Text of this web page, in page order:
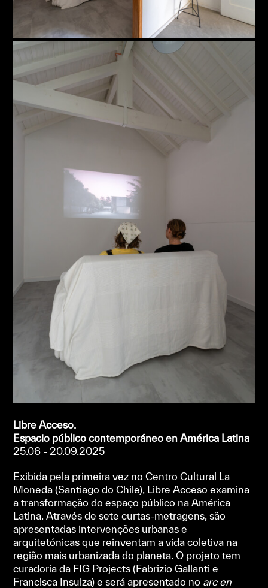
Libre Acceso.
Espacio público contemporáneo en América Latina
25.06 - 20.09.2025
Exibida pela primeira vez no Centro Cultural La
Moneda (Santiago do Chile), Libre Acceso examina
a transformação do espaço público na América
Latina. Através de sete curtas-metragens, são
apresentadas intervenções urbanas e
arquitetónicas que reinventam a vida coletiva na
região mais urbanizada do planeta. O projeto tem
curadoria da FIG Projects (Fabrizio Gallanti e
Francisca Insulza) e será apresentado no arc en